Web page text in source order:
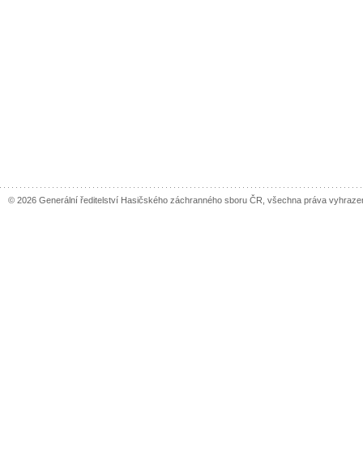
© 2026 Generální ředitelství Hasičského záchranného sboru ČR, všechna práva